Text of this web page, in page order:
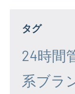
タグ
24時間
系ブラ